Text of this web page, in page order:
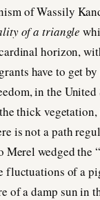
of Wassily
of a triangle
horizon,
have to get
in the United
thick
is not a path
Merel wedged the
fluctuations of a
of a damp sun in